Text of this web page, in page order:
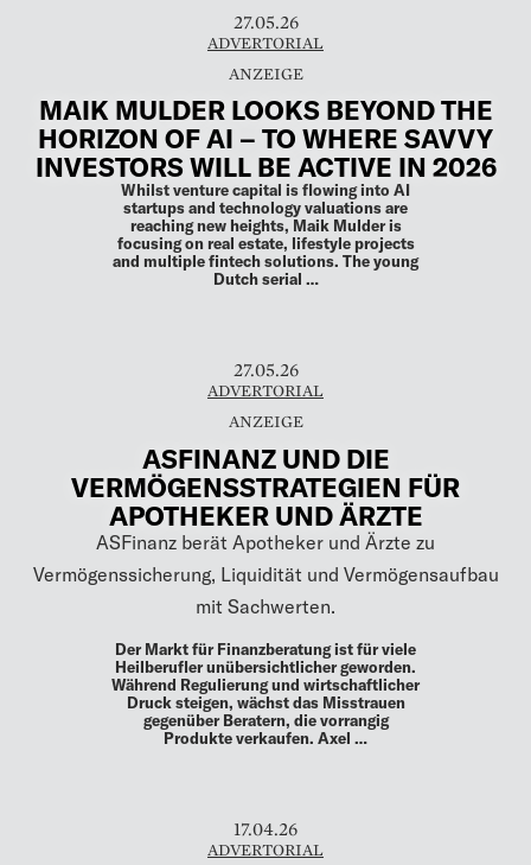
27.05.26
ADVERTORIAL
MAIK MULDER LOOKS BEYOND THE
HORIZON OF AI – TO WHERE SAVVY
INVESTORS WILL BE ACTIVE IN 2026
Whilst venture capital is flowing into AI
startups and technology valuations are
focusing on real estate, lifestyle projects
and multiple fintech solutions. The young
Dutch serial …
27.05.26
ADVERTORIAL
ASFINANZ UND DIE
VERMÖGENSSTRATEGIEN FÜR
APOTHEKER UND ÄRZTE